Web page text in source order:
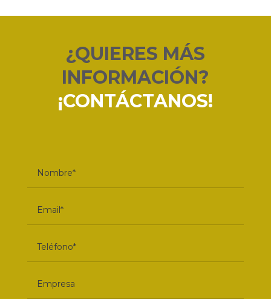
¿QUIERES MÁS
INFORMACIÓN?
¡CONTÁCTANOS!